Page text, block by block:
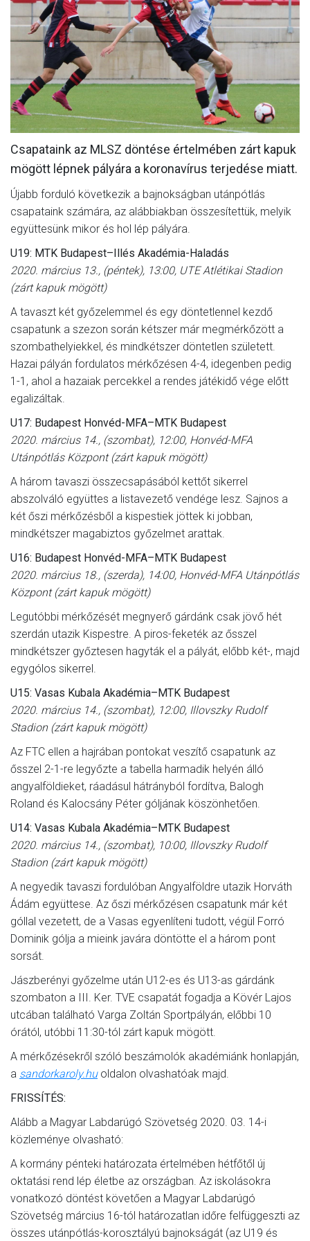
MÉRKŐZÉSEK
KLUB
GALÉRIA
SZURKOLÓI ÉLMÉNYEK
AKKREDITÁCIÓ
Csapataink az MLSZ döntése értelmében zárt kapuk
mögött lépnek pályára a koronavírus terjedése miatt.
Újabb forduló következik a bajnokságban utánpótlás
csapataink számára, az alábbiakban összesítettük, melyik
együttesünk mikor és hol lép pályára.
U19: MTK Budapest–Illés Akadémia-Haladás
2020. március 13., (péntek), 13:00, UTE Atlétikai Stadion
(zárt kapuk mögött)
A tavaszt két győzelemmel és egy döntetlennel kezdő
csapatunk a szezon során kétszer már megmérkőzött a
szombathelyiekkel, és mindkétszer döntetlen született.
Hazai pályán fordulatos mérkőzésen 4-4, idegenben pedig
1-1, ahol a hazaiak percekkel a rendes játékidő vége előtt
egalizáltak.
U17: Budapest Honvéd-MFA–MTK Budapest
2020. március 14., (szombat), 12:00, Honvéd-MFA
Utánpótlás Központ (zárt kapuk mögött)
A három tavaszi összecsapásából kettőt sikerrel
abszolváló együttes a listavezető vendége lesz. Sajnos a
két őszi mérkőzésből a kispestiek jöttek ki jobban,
mindkétszer magabiztos győzelmet arattak.
U16: Budapest Honvéd-MFA–MTK Budapest
2020. március 18., (szerda), 14:00, Honvéd-MFA Utánpótlás
Központ (zárt kapuk mögött)
Legutóbbi mérkőzését megnyerő gárdánk csak jövő hét
szerdán utazik Kispestre. A piros-feketék az ősszel
mindkétszer győztesen hagyták el a pályát, előbb két-, majd
egygólos sikerrel.
U15: Vasas Kubala Akadémia–MTK Budapest
2020. március 14., (szombat), 12:00, Illovszky Rudolf
Stadion (zárt kapuk mögött)
Az FTC ellen a hajrában pontokat veszítő csapatunk az
ősszel 2-1-re legyőzte a tabella harmadik helyén álló
angyalföldieket, ráadásul hátrányból fordítva, Balogh
Roland és Kalocsány Péter góljának köszönhetően.
U14: Vasas Kubala Akadémia–MTK Budapest
2020. március 14., (szombat), 10:00, Illovszky Rudolf
Stadion (zárt kapuk mögött)
A negyedik tavaszi fordulóban Angyalföldre utazik Horváth
Ádám együttese. Az őszi mérkőzésen csapatunk már két
góllal vezetett, de a Vasas egyenlíteni tudott, végül Forró
Dominik gólja a mieink javára döntötte el a három pont
sorsát.
Jászberényi győzelme után U12-es és U13-as gárdánk
szombaton a III. Ker. TVE csapatát fogadja a Kövér Lajos
utcában található Varga Zoltán Sportpályán, előbbi 10
órától, utóbbi 11:30-tól zárt kapuk mögött.
A mérkőzésekről szóló beszámolók akadémiánk honlapján,
a sandorkaroly.huoldalon olvashatóak majd.
FRISSÍTÉS:
Alább a Magyar Labdarúgó Szövetség 2020. 03. 14-i
közleménye olvasható:
A kormány pénteki határozata értelmében hétfőtől új
oktatási rend lép életbe az országban. Az iskolásokra
vonatkozó döntést követően a Magyar Labdarúgó
Szövetség március 16-tól határozatlan időre felfüggeszti az
összes utánpótlás-korosztályú bajnokságát (az U19 és